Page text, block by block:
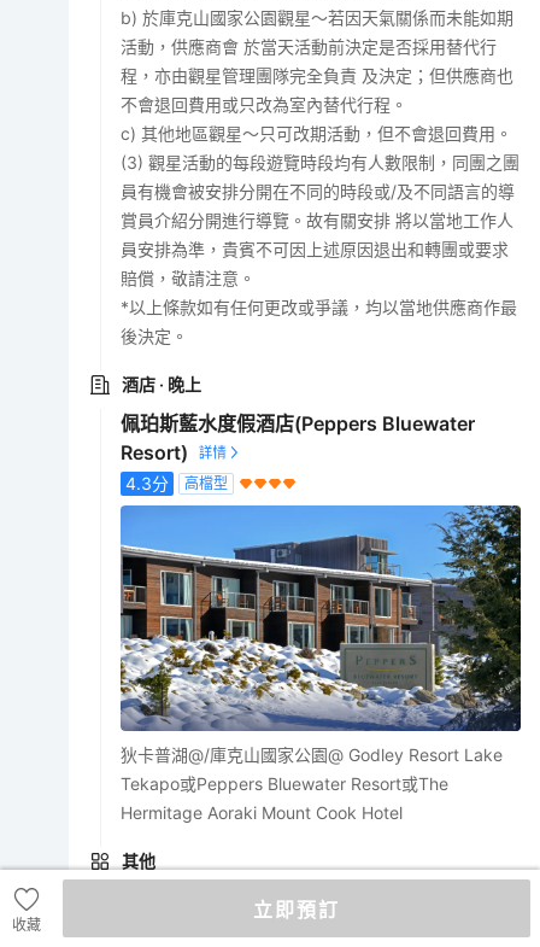
b) 於庫克山國家公園觀星～若因天氣關係而未能如期
活動，供應商會 於當天活動前決定是否採用替代行
程，亦由觀星管理團隊完全負責 及決定；但供應商也
不會退回費用或只改為室內替代行程。
c) 其他地區觀星～只可改期活動，但不會退回費用。
(3) 觀星活動的每段遊覽時段均有人數限制，同團之團
員有機會被安排分開在不同的時段或/及不同語言的導
賞員介紹分開進行導覽。故有關安排 將以當地工作人
員安排為準，貴賓不可因上述原因退出和轉團或要求
賠償，敬請注意。
*以上條款如有任何更改或爭議，均以當地供應商作最
後決定。
酒店 · 晚上
佩珀斯藍水度假酒店(Peppers Bluewater
Resort)
4.3分 高檔型
狄卡普湖@/庫克山國家公園@ Godley Resort Lake
Tekapo或Peppers Bluewater Resort或The
Hermitage Aoraki Mount Cook Hotel
其他
能需要分開入住兩間不同酒店。客人不得以此為由要
收藏
立即預訂